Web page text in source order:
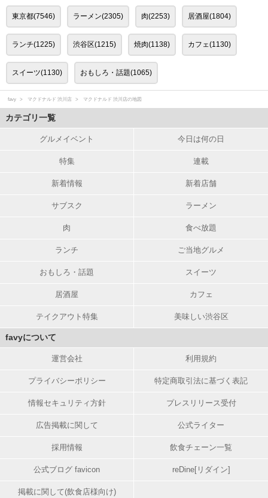
東京都(7546) ラーメン(2305) 肉(2253) 居酒屋(1804)
ランチ(1225) 渋谷区(1215) 焼肉(1138) カフェ(1130)
スイーツ(1130) おもしろ・話題(1065)
favy マクドナルド 渋川店 マクドナルド 渋川店の地図
カテゴリ一覧
グルメイベント 今日は何の日
特集 連載
新着情報 新着店舗
サブスク ラーメン
肉 食べ放題
ランチ ご当地グルメ
おもしろ・話題 スイーツ
居酒屋 カフェ
テイクアウト特集 美味しい渋谷区
favyについて
運営会社 利用規約
プライバシーポリシー 特定商取引法に基づく表記
情報セキュリティ方針 プレスリリース受付
広告掲載に関して 公式ライター
採用情報 飲食チェーン一覧
公式ブログ favicon reDine[リダイン]
掲載に関して(飲食店様向け)